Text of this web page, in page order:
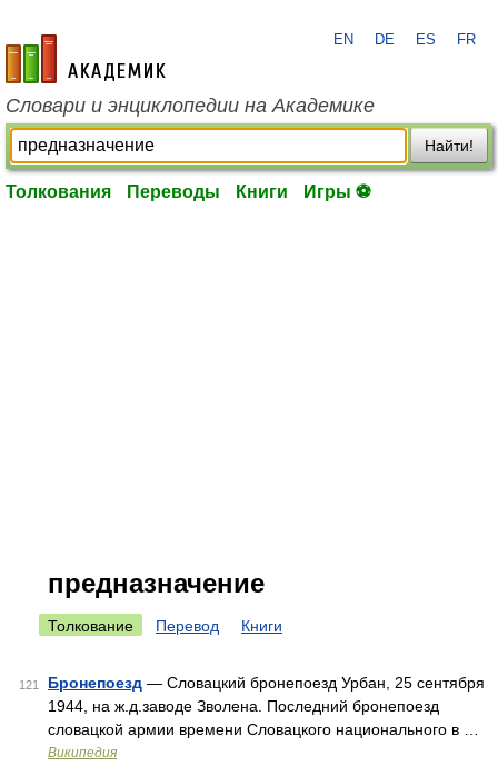
academic.ru
EN DE ES FR
Словари и энциклопедии на Академике
Найти!
Толкования Переводы Книги Игры ⚽
предназначение
Толкование Перевод Книги
121 Бронепоезд — Словацкий бронепоезд Урбан, 25 сентября
1944, на ж.д.заводе Зволена. Последний бронепоезд
словацкой армии времени Словацкого национального в …
Википедия